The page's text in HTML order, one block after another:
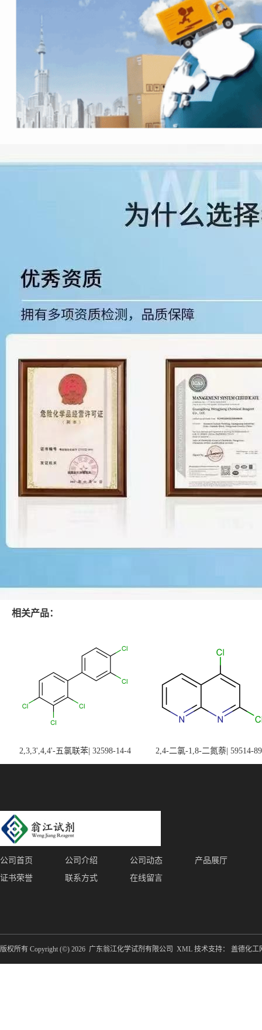
相关产品：
2,3,3',4,4'-五氯联苯| 32598-14-4 2,4-二氯-1,8-二氮萘| 59514-
公司首页 公司介绍 公司动态
产品展厅
证书荣誉
联系方式 在线留言
版权所有 Copyright (©) 2026 广东翁江化学试剂有限公司 XML 技术支持： 盖德化工